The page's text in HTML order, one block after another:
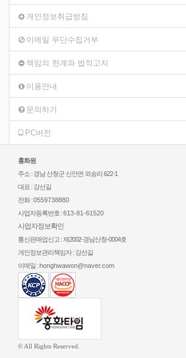
개인정보취급방침
이메일 무단수집거부
책임의 한계와 법적고지
이용안내
문의하기
PC버전
홍화원
주소 : 경남 산청군 신안면 외송리 622-1
대표 : 강선길
전화 :0559738880
사업자등록번호 :613-81-61520
사업자정보확인
통신판매업신고 : 제2002-경남산청-0004호
개인정보관리책임자 : 강선길
이메일 :honghwawon@naver.com
© All Rights Reserved.